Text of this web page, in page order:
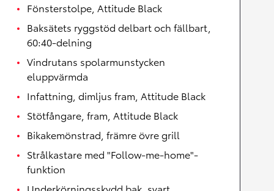
Fönsterstolpe, Attitude Black
Baksätets ryggstöd delbart och fällbart,
60:40-delning
Vindrutans spolarmunstycken
eluppvärmda
Infattning, dimljus fram, Attitude Black
Stötfångare, fram, Attitude Black
Bikakemönstrad, främre övre grill
Strålkastare med "Follow-me-home"-
funktion